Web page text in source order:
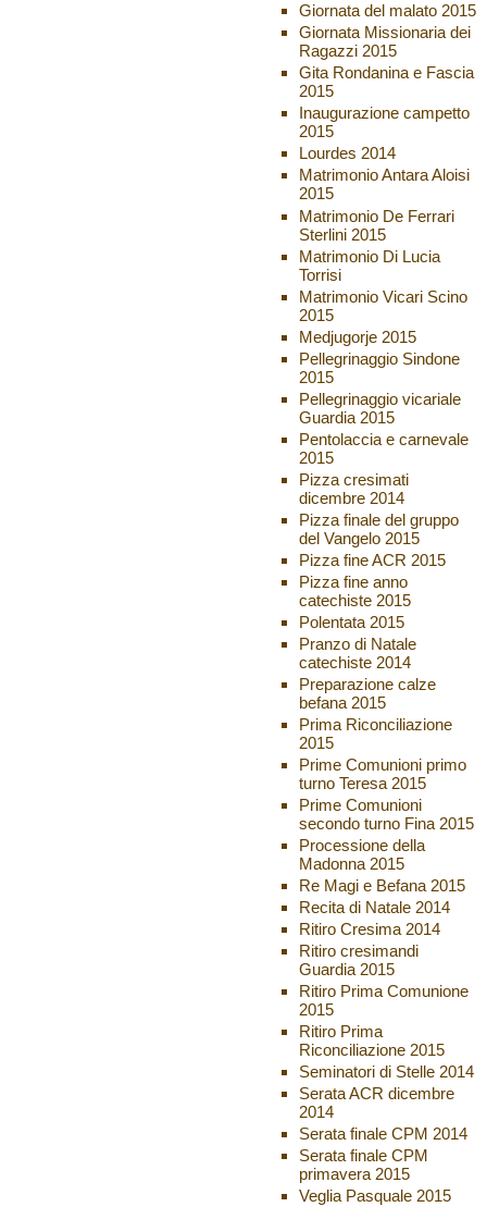
Giornata del malato 2015
Giornata Missionaria dei
Ragazzi 2015
Gita Rondanina e Fascia
2015
Inaugurazione campetto
2015
Lourdes 2014
Matrimonio Antara Aloisi
2015
Matrimonio De Ferrari
Sterlini 2015
Matrimonio Di Lucia
Torrisi
Matrimonio Vicari Scino
2015
Medjugorje 2015
Pellegrinaggio Sindone
2015
Pellegrinaggio vicariale
Guardia 2015
Pentolaccia e carnevale
2015
Pizza cresimati
dicembre 2014
Pizza finale del gruppo
del Vangelo 2015
Pizza fine ACR 2015
Pizza fine anno
catechiste 2015
Polentata 2015
Pranzo di Natale
catechiste 2014
Preparazione calze
befana 2015
Prima Riconciliazione
2015
Prime Comunioni primo
turno Teresa 2015
Prime Comunioni
secondo turno Fina 2015
Processione della
Madonna 2015
Re Magi e Befana 2015
Recita di Natale 2014
Ritiro Cresima 2014
Ritiro cresimandi
Guardia 2015
Ritiro Prima Comunione
2015
Ritiro Prima
Riconciliazione 2015
Seminatori di Stelle 2014
Serata ACR dicembre
2014
Serata finale CPM 2014
Serata finale CPM
primavera 2015
Veglia Pasquale 2015